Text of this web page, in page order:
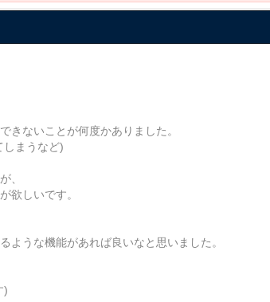
きないことが何度かありました。
しまうなど)
、
欲しいです。
ような機能があれば良いなと思いました。
)